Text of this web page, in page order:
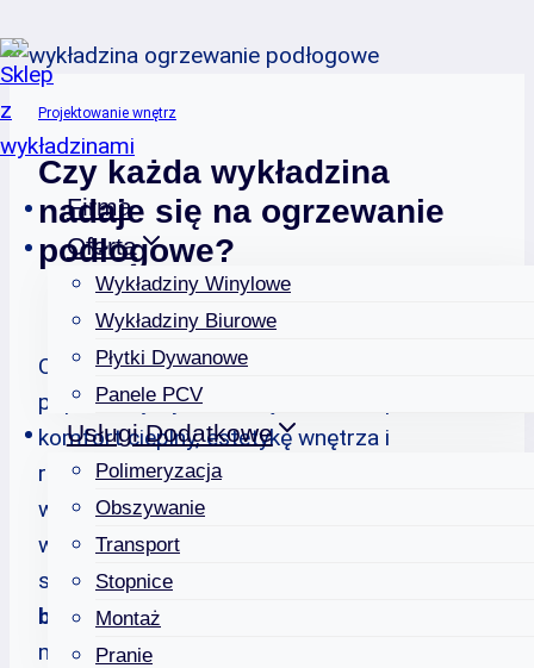
Przejdź
do
treści
Firma
Oferta
Wykładziny Winylowe
Wykładziny Biurowe
Płytki Dywanowe
Panele PCV
Usługi Dodatkowe
Polimeryzacja
Obszywanie
Transport
Stopnice
Montaż
Pranie
Projektowanie wnętrz
Czy każda wykładzina
nadaje się na ogrzewanie
podłogowe?
Ogrzewanie podłogowe staje się coraz
popularniejszym rozwiązaniem. Zapewnia
komfort cieplny, estetykę wnętrza i
równomierne rozprowadzanie ciepła. Jednak
wiele osób zastanawia się, czy każda
wykładzina będzie odpowiednia do
stosowania z tym systemem.
brzmi: nie każda.
materiału ma kluczowe znaczenie dla